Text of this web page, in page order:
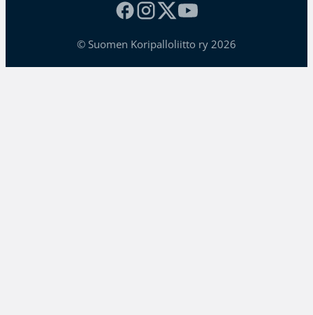
© Suomen Koripalloliitto ry 2026